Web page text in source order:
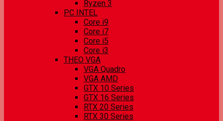
Ryzen 3
PC INTEL
Core i9
Core i7
Core i5
Core i3
THEO VGA
VGA Quadro
VGA AMD
GTX 10 Series
GTX 16 Series
RTX 20 Series
RTX 30 Series